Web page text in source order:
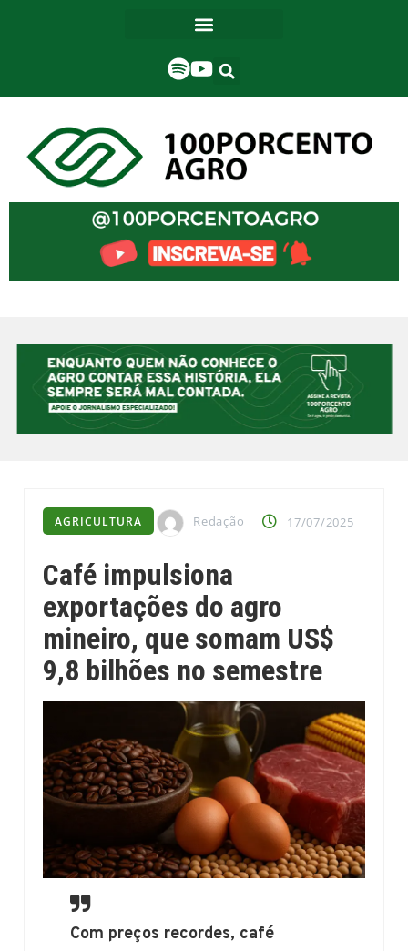
AGRICULTURA Redação 17/07/2025
Café impulsiona
exportações do agro
mineiro, que somam US$
9,8 bilhões no semestre
Com preços recordes, café